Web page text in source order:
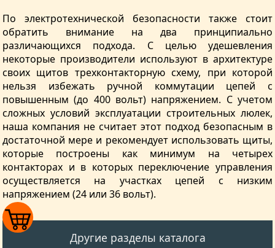
По электротехнической безопасности также стоит
обратить внимание на два принципиально
различающихся подхода. С целью удешевления
некоторые производители используют в архитектуре
своих щитов трехконтакторную схему, при которой
нельзя избежать ручной коммутации цепей с
повышенным (до 400 вольт) напряжением. С учетом
сложных условий эксплуатации строительных люлек,
наша компания не считает этот подход безопасным в
достаточной мере и рекомендует использовать щиты,
которые построены как минимум на четырех
контакторах и в которых переключение управления
осуществляется на участках цепей с низким
напряжением (24 или 36 вольт).
Другие разделы каталога